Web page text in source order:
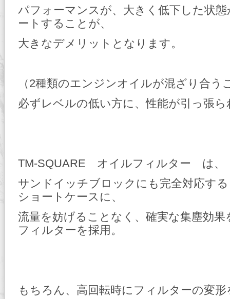
パフォーマンスが、大きく低下した状
ートすることが、
大きなデメリットとなります。
（2種類のエンジンオイルが混ざり合う
必ずレベルの低い方に、性能が引っ張
TM-SQUARE オイルフィルター は、
サンドイッチブロックにも完全対応
ショートケースに、
流量を妨げることなく、確実な集塵効果
フィルターを採用。
もちろん、高回転時にフィルターの変